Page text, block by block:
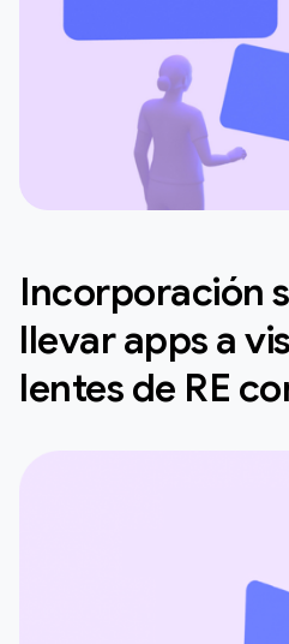
Incorporación
llevar apps a
lentes de RE